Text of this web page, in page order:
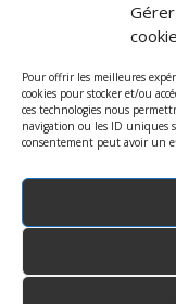
Pour offrir les meilleures
cookies pour stocker et/ou
ces technologies nous
navigation ou les ID uniques
consentement peut avoir un